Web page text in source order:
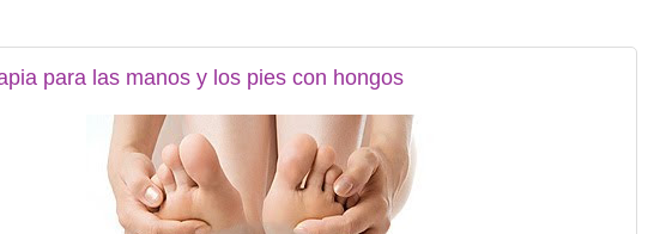
para las manos y los pies con hongos